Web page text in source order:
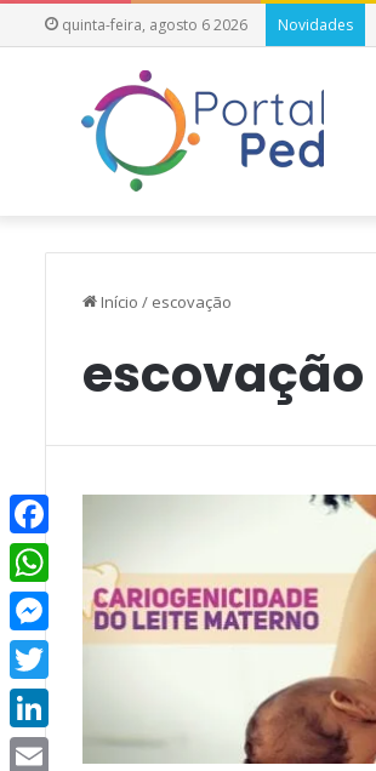
quinta-feira, agosto 6 2026 Novidades
Início / escovação
escovação
Facebook
WhatsApp
Messenger
Twitter
LinkedIn